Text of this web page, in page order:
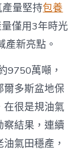
量堅持包養
僅用3年時光
新亮點。
9750萬噸，
爾多斯盆地保
在很是規油氣
察結果，連續
氣田穩產，